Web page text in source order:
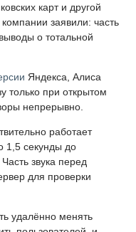
карт и другой
заявили: часть
о тотальной
Яндекса, Алиса
только при открытом
непрерывно.
работает
1,5 секунды до
звука перед
для проверки
удалённо менять